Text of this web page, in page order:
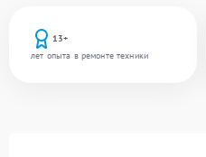
13+
лет опыта в ремонте техники